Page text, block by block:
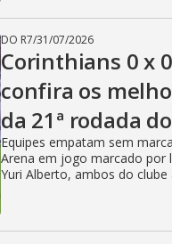
DO R7/31/07/2026
Corinthians 0 x
confira os
da 21ª rodada
Equipes empatam sem
Arena em jogo marcado por
Yuri Alberto, ambos do clube